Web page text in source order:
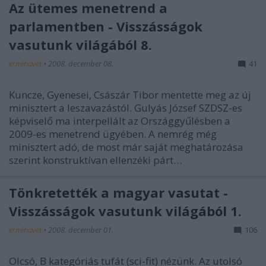
Az ütemes menetrend a
parlamentben - Visszásságok
vasutunk világából 8.
erminavet • 2008. december 08. 41
Kuncze, Gyenesei, Császár Tibor mentette meg az új
minisztert a leszavazástól. Gulyás József SZDSZ-es
képviselő ma interpellált az Országgyűlésben a
2009-es menetrend ügyében. A nemrég még
minisztert adó, de most már saját meghatározása
szerint konstruktívan ellenzéki párt…
Tönkretették a magyar vasutat -
Visszásságok vasutunk világából 1.
erminavet • 2008. december 01. 106
Olcsó, B kategóriás tufát (sci-fit) nézünk. Az utolsó